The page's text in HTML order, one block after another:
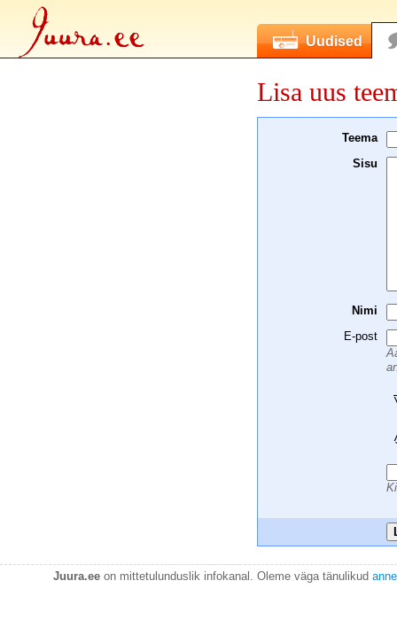
Uudised
Lisa uus
Teema
Sisu
Nimi
E-post
Juura.eeon mittetulunduslik infokanal. Oleme väga tänulikud